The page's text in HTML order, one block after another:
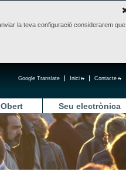
la teva configuració considerarem que
Contacte
Inici
Google Translate
Seu electrònica